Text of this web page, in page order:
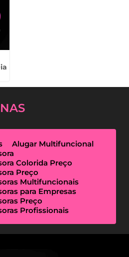
Alugar Multifuncional
Colorida Preço
Preço
Multifuncionais
para Empresas
Preço
Profissionais